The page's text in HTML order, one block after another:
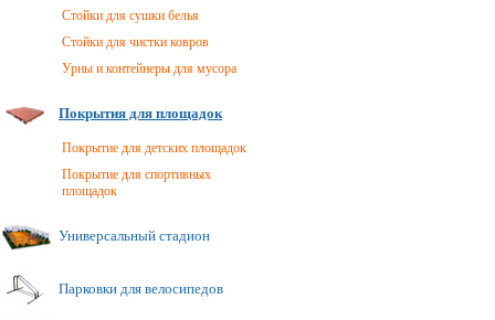
Стойки для сушки белья
Стойки для чистки ковров
Урны и контейнеры для мусора
Покрытия для площадок
Покрытие для детских площадок
Покрытие для спортивных
площадок
Универсальный стадион
Парковки для велосипедов